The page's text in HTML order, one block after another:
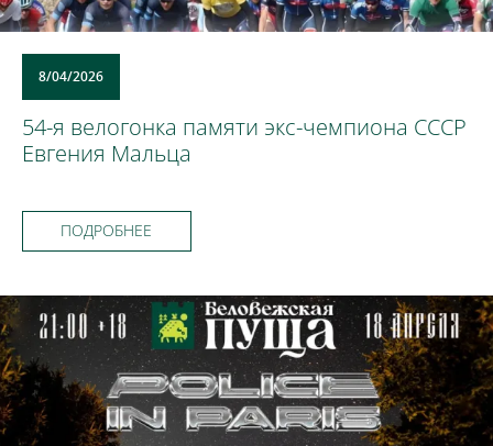
8/04/2026
54-я велогонка памяти экс-чемпиона СССР
Евгения Мальца
ПОДРОБНЕЕ